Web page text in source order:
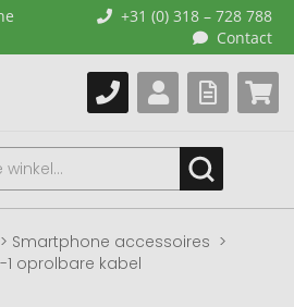
+31 (0) 318 – 728 788
Contact
Smartphone accessoires
1 oprolbare kabel